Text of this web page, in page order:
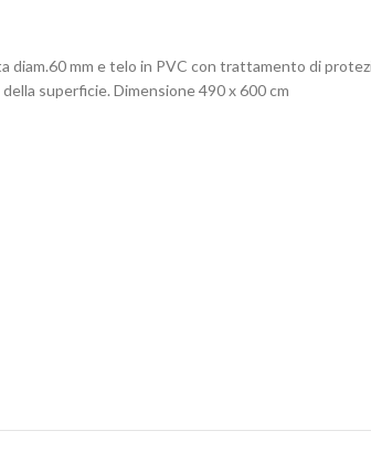
mm e telo in PVC con trattamento di
superficie. Dimensione 490 x 600 cm